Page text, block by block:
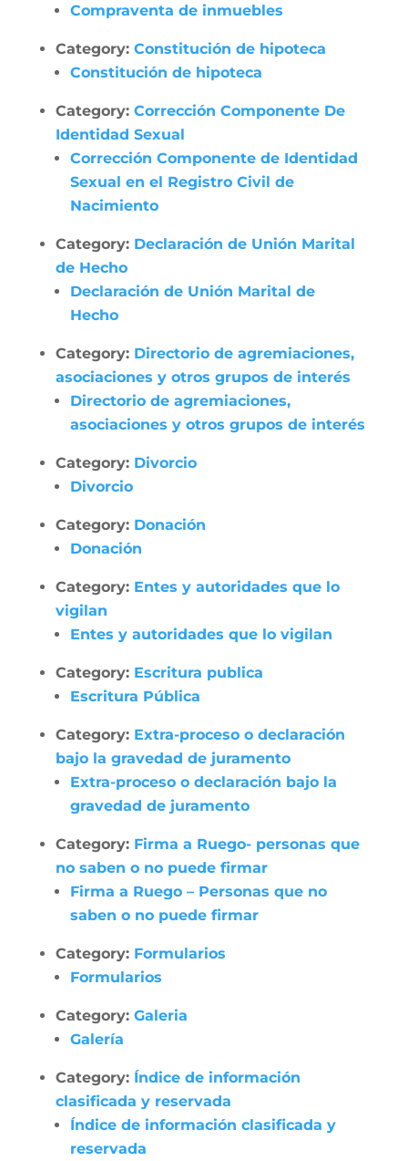
Compraventa de inmuebles
Category: Constitución de hipoteca
Constitución de hipoteca
Category: Corrección Componente De
Identidad Sexual
Corrección Componente de Identidad
Sexual en el Registro Civil de
Nacimiento
Category: Declaración de Unión Marital
de Hecho
Declaración de Unión Marital de
Hecho
Category: Directorio de agremiaciones,
asociaciones y otros grupos de interés
Directorio de agremiaciones,
asociaciones y otros grupos de interés
Category: Divorcio
Divorcio
Category: Donación
Donación
Category: Entes y autoridades que lo
vigilan
Entes y autoridades que lo vigilan
Category: Escritura publica
Escritura Pública
Category: Extra-proceso o declaración
bajo la gravedad de juramento
Extra-proceso o declaración bajo la
gravedad de juramento
Category: Firma a Ruego- personas que
no saben o no puede firmar
Firma a Ruego – Personas que no
saben o no puede firmar
Category: Formularios
Formularios
Category: Galeria
Galería
Category: Índice de información
clasificada y reservada
Índice de información clasificada y
reservada